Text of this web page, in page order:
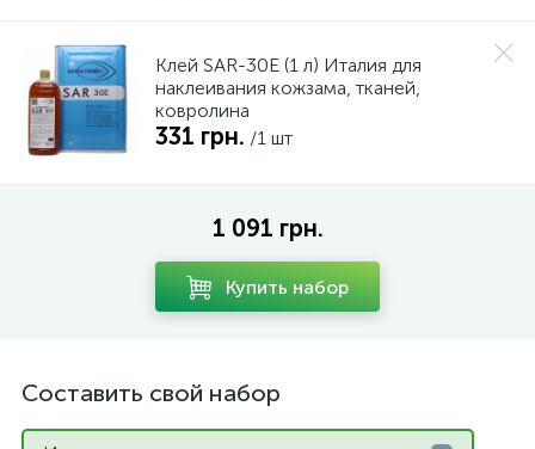
Клей SAR-30E (1 л) Италия для
наклеивания кожзама, тканей,
ковролина
331 грн. /1 шт
1 091 грн.
Купить набор
Составить свой набор